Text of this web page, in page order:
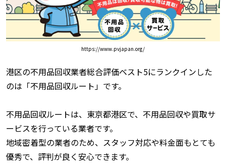
https://www.pvjapan.org/
港区の不用品回収業者総合評価ベスト5にランクインした
のは「不用品回収ルート」です。
不用品回収ルートは、東京都港区で、不用品回収や買取サ
ービスを行っている業者です。
地域密着型の業者のため、スタッフ対応や料金面もとても
優秀で、評判が良く安心できます。